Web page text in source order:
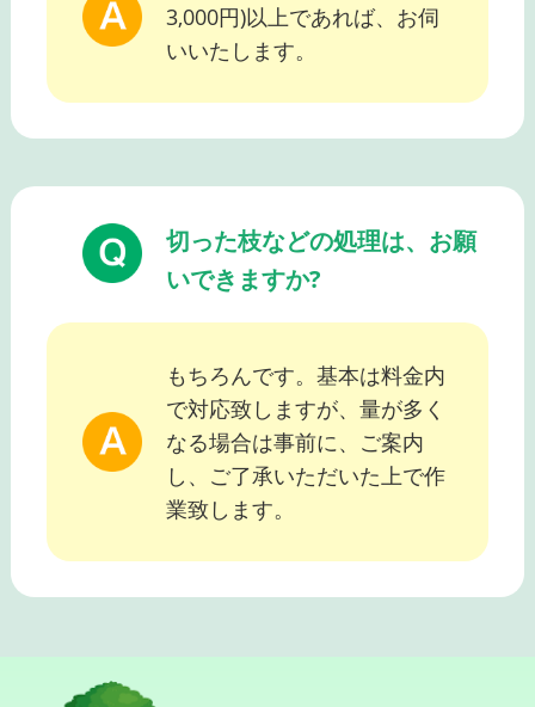
3,000円)以上であれば、お伺
いいたします。
切った枝などの処理は、お願
いできますか?
もちろんです。基本は料金内
で対応致しますが、量が多く
なる場合は事前に、ご案内
し、ご了承いただいた上で作
業致します。